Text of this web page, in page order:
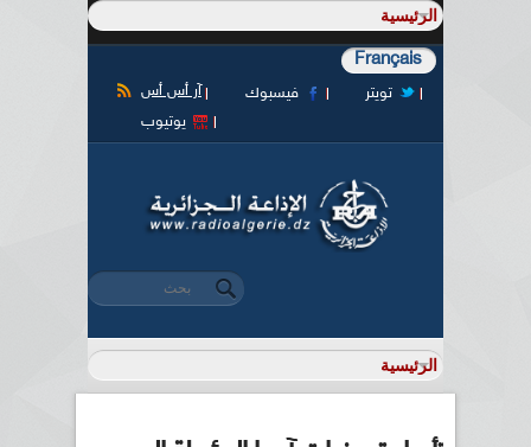
Français
آر أس أس فيسبوك
تويتر
يوتيوب
استمارة البحث
‏بحث ‏